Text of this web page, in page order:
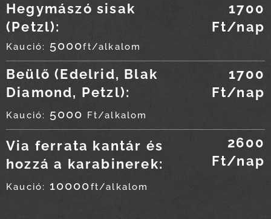
Hegymászó sisak
(Petzl):
Kaució: 5000ft/alkalom
1700
Ft/nap
Beülő (Edelrid, Blak
Diamond, Petzl):
Kaució: 5000 Ft/alkalom
1700
Ft/nap
Via ferrata kantár és
hozzá a karabinerek:
Kaució: 10000ft/alkalom
2600
Ft/nap